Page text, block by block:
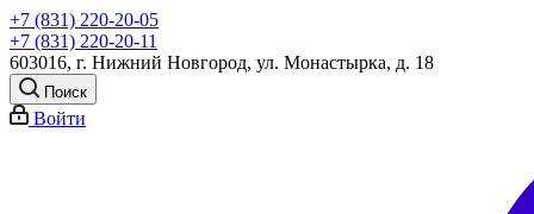
+7 (831) 220-20-05
+7 (831) 220-20-11
603016, г. Нижний Новгород, ул. Монастырка, д. 18
Поиск
Войти